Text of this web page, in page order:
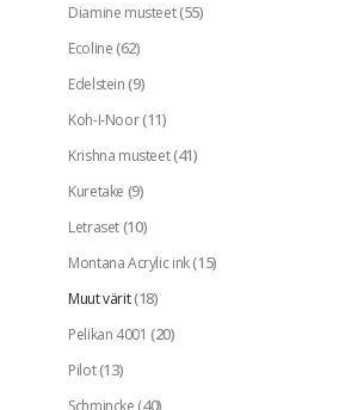
Diamine musteet(55)
Ecoline(62)
Edelstein(9)
Koh-I-Noor(11)
Krishna musteet(41)
Kuretake (9)
Letraset(10)
Montana Acrylic ink(15)
Muut värit(18)
Pelikan 4001 (20)
Pilot(13)
(40)